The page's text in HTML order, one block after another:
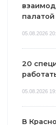
05.08.2026
20
05.08.2026
В